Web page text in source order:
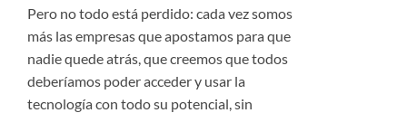
Pero no todo está perdido: cada vez somos
más las empresas que apostamos para que
nadie quede atrás, que creemos que todos
deberíamos poder acceder y usar la
tecnología con todo su potencial, sin